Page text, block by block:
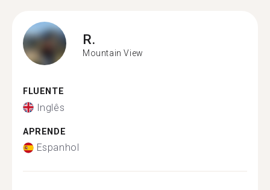
R.
Mountain View
FLUENTE
Inglês
APRENDE
Espanhol